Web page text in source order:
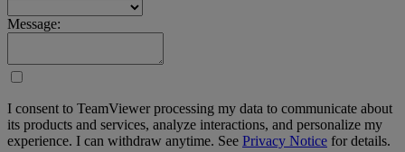
Message:
I consent to TeamViewer processing my data to communicate about
its products and services, analyze interactions, and personalize my
experience. I can withdraw anytime. See Privacy Notice for details.